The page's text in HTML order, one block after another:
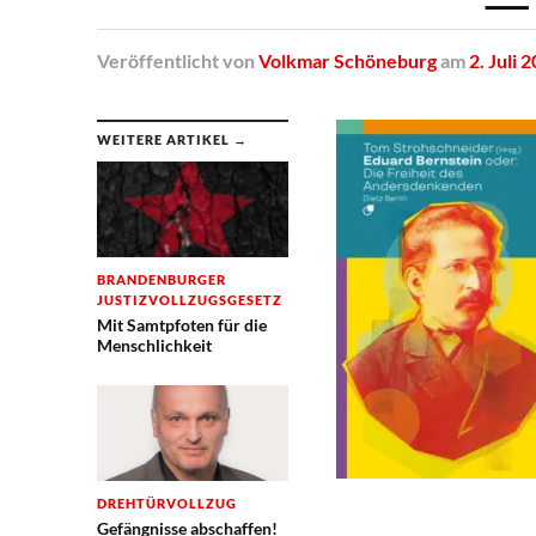
Veröffentlichtvon Volkmar Schöneburgam 2. Juli
WEITERE ARTIKEL →
BRANDENBURGER
JUSTIZVOLLZUGSGESETZ
Mit Samtpfoten für die
Menschlichkeit
DREHTÜRVOLLZUG
Gefängnisse abschaffen!